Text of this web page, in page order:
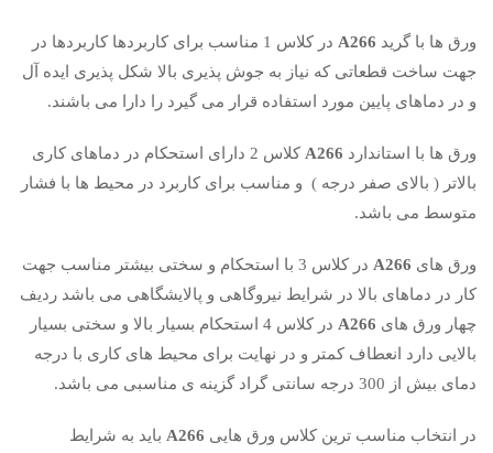
ورق ها با گرید A266
در کلاس 1 مناسب برای کاربردها کاربردها در
جهت ساخت قطعاتی که نیاز به جوش پذیری بالا شکل پذیری ایده آل
و در دماهای پایین مورد استفاده قرار می گیرد را دارا می باشند.
ورق ها با استاندارد A266
کلاس 2 دارای استحکام در دماهای کاری
بالاتر ( بالای صفر درجه ) و مناسب برای کاربرد در محیط ها با فشار
متوسط می باشد.
ورق های A266
در کلاس 3 با استحکام و سختی بیشتر مناسب جهت
کار در دماهای بالا در شرایط نیروگاهی و پالایشگاهی می باشد ردیف
چهار ورق های A266
در کلاس 4 استحکام بسیار بالا و سختی بسیار
بالایی دارد انعطاف کمتر و در نهایت برای محیط های کاری با درجه
دمای بیش از 300 درجه سانتی گراد گزینه ی مناسبی می باشد.
در انتخاب مناسب ترین کلاس ورق هایی A266 باید به شرایط